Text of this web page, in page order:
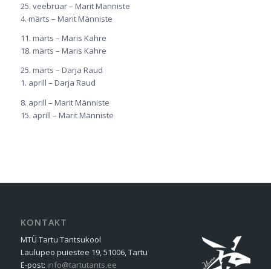
25. veebruar – Marit Männiste
4. märts – Marit Männiste
11. märts – Maris Kahre
18. märts – Maris Kahre
25. märts – Darja Raud
1. aprill – Darja Raud
8. aprill – Marit Männiste
15. aprill – Marit Männiste
KONTAKT
MTÜ Tartu Tantsukool
Laulupeo puiestee 19, 51006, Tartu
E-post: info@tartutants.ee